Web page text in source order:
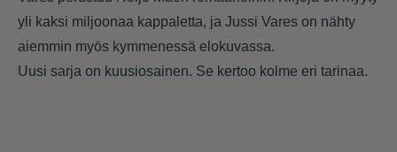
yli kaksi miljoonaa kappaletta, ja Jussi Vares on nähty
aiemmin myös kymmenessä elokuvassa.
Uusi sarja on kuusiosainen. Se kertoo kolme eri tarinaa.